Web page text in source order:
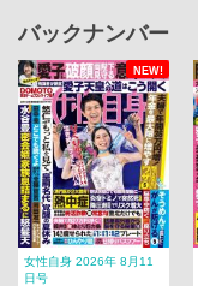
バックナンバー
NEW!
女性自身 2026年 8月11
日号